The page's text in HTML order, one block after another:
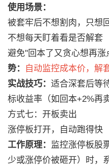
使用场景：
被套牢后不想割肉，只想
不想每天盯着看是否解套
避免"回本了又贪心想再
势：
自动监控成本价，解
实战技巧： 适合深套后等
标收益率（如回本+2%再
方式七：开板卖出
涨停板打开，自动跑得快
工作原理：
监控涨停板股
少或涨停价被砸开）时，